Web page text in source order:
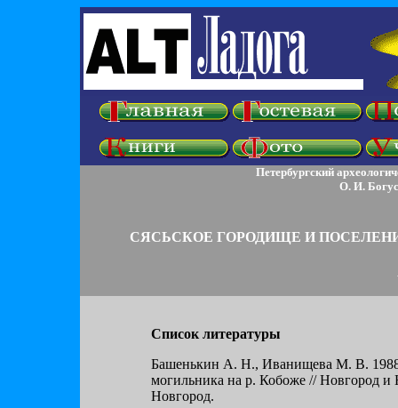
Петербургский
О. И.
СЯСЬСКОЕ ГОРОДИЩЕ И
Список литературы
Башенькин А. Н., Иванищева М. В. 1988.
могильника на р. Кобоже // Новгород и
Новгород.